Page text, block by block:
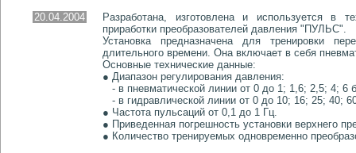
20.04.2004
Разработана, изготовлена и используется в
приработки преобразователей давления "ПУЛЬС".
Установка предназначена для тренировки
длительного времени. Она включает в себя
Основные технические данные:
● Диапазон регулирования давления:
- в пневматической линии от 0 до 1; 1,6; 2,5; 4; 6
- в гидравлической линии от 0 до 10; 16; 25; 40;
● Частота пульсаций от 0,1 до 1 Гц.
● Приведенная погрешность установки верхнего
● Количество тренируемых одновременно